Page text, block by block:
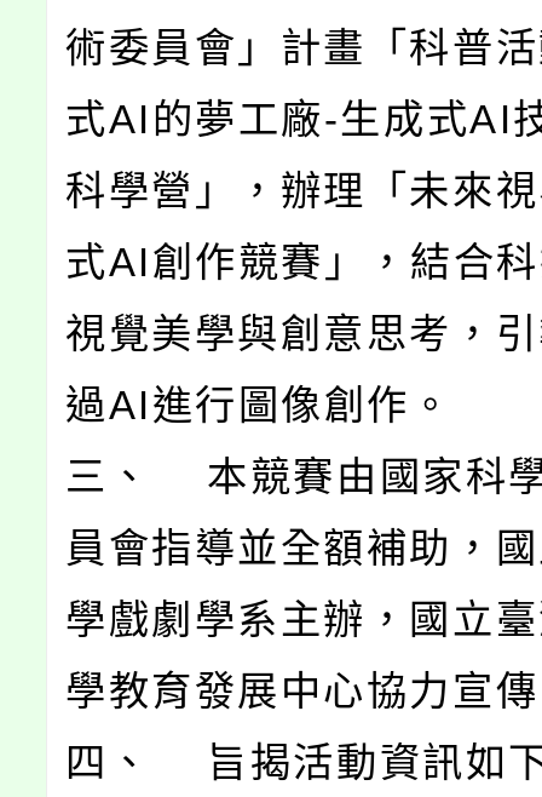
術委員會」計畫「科普
式AI的夢工廠-生成式AI
科學營」，辦理「未來
式AI創作競賽」，結合
視覺美學與創意思考，
過AI進行圖像創作。
三、 本競賽由國家科
員會指導並全額補助，
學戲劇學系主辦，國立
學教育發展中心協力宣
四、 旨揭活動資訊如